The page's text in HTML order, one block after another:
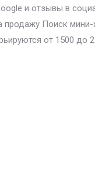
и отзывы в
Поиск мини-
от 1500 до